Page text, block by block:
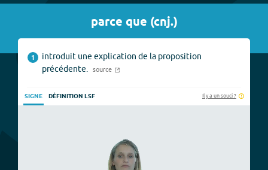
parce que (cnj.)
1
introduit une explication de la proposition
précédente.
source
SIGNE DÉFINITION LSF Il y a un souci ?